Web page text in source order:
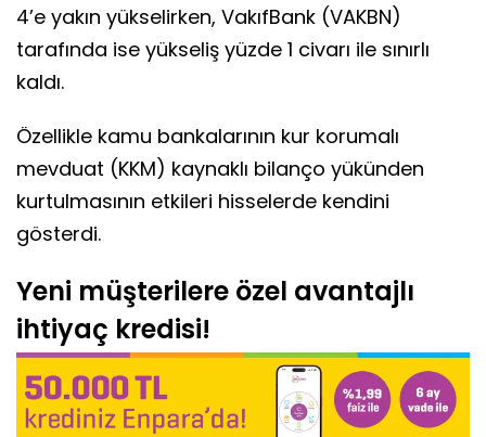
4’e yakın yükselirken, VakıfBank (VAKBN)
tarafında ise yükseliş yüzde 1 civarı ile sınırlı
kaldı.
Özellikle kamu bankalarının kur korumalı
mevduat (KKM) kaynaklı bilanço yükünden
kurtulmasının etkileri hisselerde kendini
gösterdi.
Yeni müşterilere özel avantajlı
ihtiyaç kredisi!